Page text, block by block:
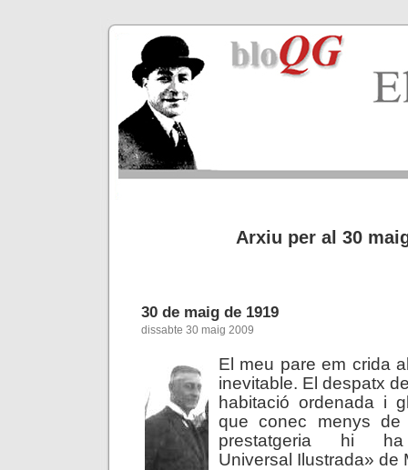
Arxiu per al 30
30 de maig de 1919
dissabte 30 maig 2009
El meu pare em crida
inevitable. El despatx
habitació ordenada i
que conec menys
prestatgeria hi ha
Universal Ilustrada» de